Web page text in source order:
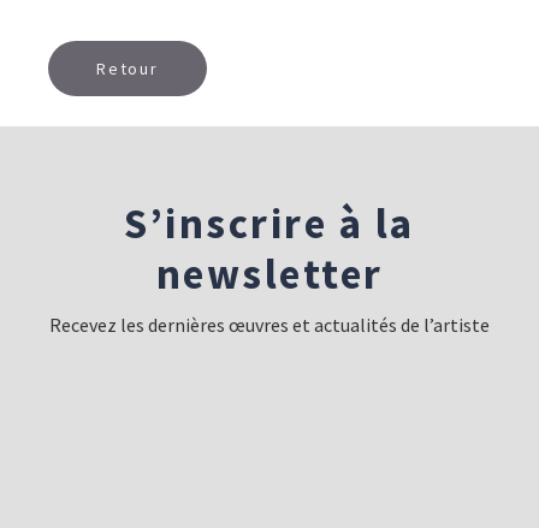
Retour
S’inscrire à la
newsletter
Recevez les dernières œuvres et actualités de l’artiste